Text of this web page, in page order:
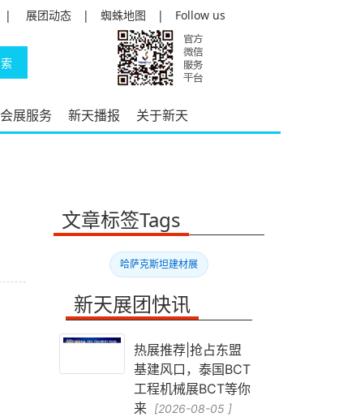
| 展团动态 | 蜘蛛地图 | Follow us
会展服务 新天播报 关于新天
文章标签Tags
哈萨克斯坦建材展
新天展团快讯
热展推荐|抢占东盟
基建风口，泰国BCT
工程机械展BCT等你
来 [2026-08-05 ]